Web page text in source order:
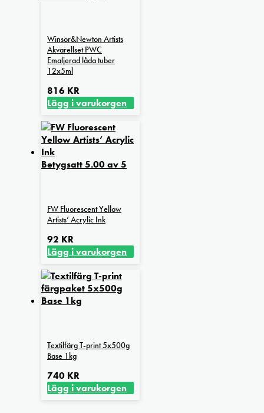
Winsor&Newton Artists
Akvarellset PWC
Emaljerad låda tuber
12x5ml
816 KR
Lägg i varukorgen
Betygsatt5.00av 5
FW Fluorescent Yellow
Artists’ Acrylic Ink
92 KR
Lägg i varukorgen
Textilfärg T-print 5x500g
Base 1kg
740 KR
Lägg i varukorgen